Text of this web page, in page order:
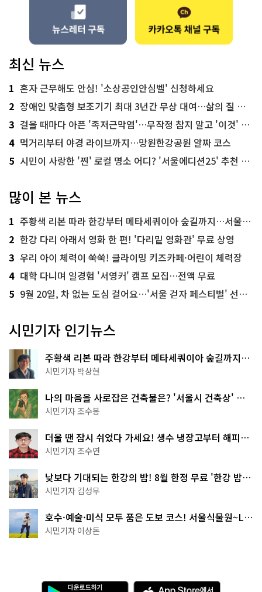
최신 뉴스
1 혼자 근무해도 안심! '소상공인안심벨' 신청하세요
2 장애인 맞춤형 보조기기 최대 3년간 무상 대여…삶의 질 높인다
3 걸을 때마다 아픈 '족저근막염'…무작정 참지 말고 '이것' 해보세요!
4 먹거리부터 야경 라이브까지…망원한강공원 알짜 코스
5 시민이 사랑한 '찐' 로컬 명소 어디? '서울에디션25' 추천 코스
많이 본 뉴스
1 주황색 리본 따라 한강부터 메타세쿼이아 숲길까지…서울둘레길 15코스
2 한강 다리 아래서 영화 한 편! '다리밑 영화관' 무료 상영
3 우리 아이 체력이 쑥쑥! 클라이밍 키즈카페·어린이 체력장
4 대학 다니며 일경험 '서영커' 캠프 모집…전액 무료
5 9월 20일, 차 없는 도심 걸어요…'서울 걷자 페스티벌' 선착순 5천명
시민기자 인기뉴스
주황색 리본 따라 한강부터 메타세쿼이아 숲길까지…
서울둘레길 15코스
시민기자 박상현
나의 마음을 사로잡은 건축물은? '서울시 건축상' 수
상작 공개!
시민기자 조수봉
더울 땐 잠시 쉬었다 가세요! 생수 냉장고부터 해피소
·무더위쉼터까지
시민기자 조수연
낮보다 기대되는 한강의 밤! 8월 한정 무료 '한강 밤
핑' 예약은?
시민기자 김성무
호수·예술·미식 모두 품은 도보 코스! 서울식물원~LG
아트센터~마곡테라스거리
시민기자 이상돈
다 A